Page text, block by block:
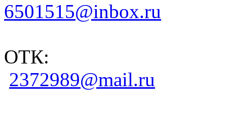
6501515@inbox.ru
ОТК:
2372989@mail.ru